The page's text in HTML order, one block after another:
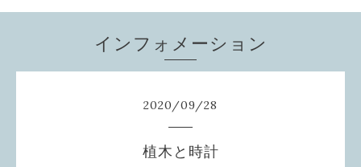
インフォメーション
2020/09/28
植木と時計